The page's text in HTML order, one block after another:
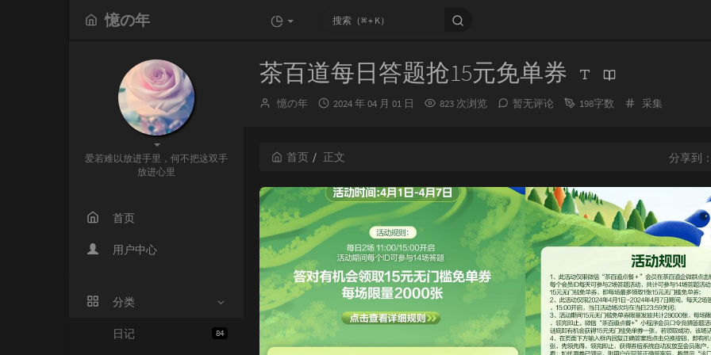
憶の年
爱若难以放进手里，何不把这双手
放进心里
首页
用户中心
分类
84
日记
茶百道每日答题抢15元免单券
博
憶の年
发
2024 年 04 月 01 日 823 次浏览 暂无评论 198字数
分
采集
首页 正文 分享到